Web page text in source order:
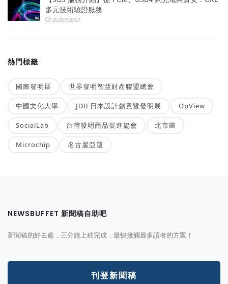
多元技術驗證服務
2026/08/07
熱門標籤
國際發明展 世界發明智慧財產聯盟總會
中國文化大學 JDIE日本設計創意暨發明展 OpView
SocialLab 台灣發明商品促進協會 北市圖
Microchip 名古屋亞運
NEWSBUFFET 新聞稿自助吧
新聞稿的好去處，三分鐘上稿完成，最快接觸最多讀者的方案！
刊登新聞稿